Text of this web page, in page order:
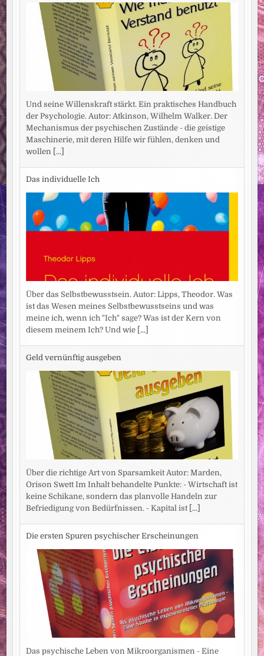
Und seine Willenskraft stärkt. Ein praktisches Handbuch
der Psychologie. Autor: Atkinson, Wilhelm Walker. Der
Mechanismus der psychischen Zustände - die geistige
Maschinerie, mit deren Hilfe wir fühlen, denken und
wollen
[...]
Das individuelle Ich
Über das Selbstbewusstsein. Autor: Lipps, Theodor. Was
ist das Wesen meines Selbstbewusstseins und was
meine ich, wenn ich "Ich" sage? Was ist der Kern von
diesem meinem Ich? Und wie [...]
Geld vernünftig ausgeben
Über die richtige Art von Sparsamkeit Autor: Marden,
Orison Swett Im Inhalt behandelte Punkte: - Wirtschaft ist
keine Schikane, sondern das planvolle Handeln zur
Befriedigung von Bedürfnissen. - Kapital ist [...]
Die ersten Spuren psychischer Erscheinungen
Das psychische Leben von Mikroorganismen - Eine